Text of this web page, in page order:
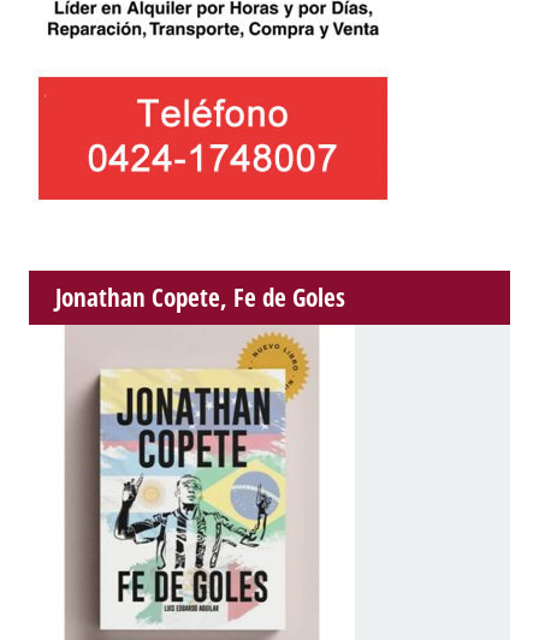
Jonathan Copete, Fe de Goles